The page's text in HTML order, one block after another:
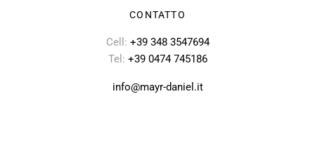
CONTATTO
Cell: +39 348 3547694
Tel: +39 0474 745186
info@mayr-daniel.it